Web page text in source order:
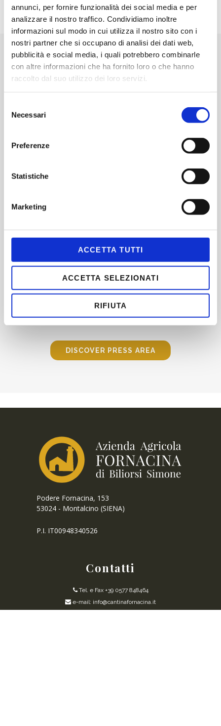
annunci, per fornire funzionalità dei social media e per
analizzare il nostro traffico. Condividiamo inoltre
informazioni sul modo in cui utilizza il nostro sito con i
nostri partner che si occupano di analisi dei dati web,
pubblicità e social media, i quali potrebbero combinarle
con altre informazioni che ha fornito loro o che hanno
raccolto dal suo utilizzo dei loro servizi.
delNecessari
Preferenze
Statistiche
Marketing
ACCETTA TUTTI
ACCETTA SELEZIONATI
RIFIUTA
About us
Tony Wood
DISCOVER PRESS AREA
Podere Fornacina, 153
53024 - Montalcino (SIENA)
P.I. IT00948340526
Contatti
Tel. e Fax +39 0577 848464
e-mail: info@cantinafornacina.it